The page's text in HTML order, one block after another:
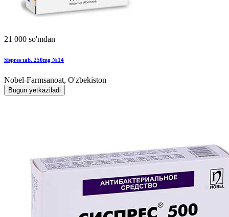
21 000 so'mdan
Sispres tab. 250mg №14
Nobel-Farmsanoat, O'zbekiston
Bugun yetkaziladi